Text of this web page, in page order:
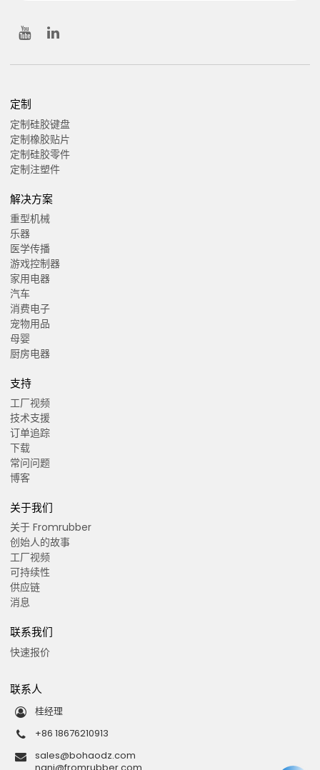
定制
定制硅胶键盘
定制橡胶贴片
定制硅胶零件
定制注塑件
解决方案
重型机械
乐器
医学传播
游戏控制器
家用电器
汽车
消费电子
宠物用品
母婴
厨房电器
支持
工厂视频
技术支援
订单追踪
下载
常问问题
博客
关于我们
关于 Fromrubber
创始人的故事
工厂视频
可持续性
供应链
消息
联系我们
快速报价
联系人
桂经理
+86 18676210913
sales@bohaodz.com